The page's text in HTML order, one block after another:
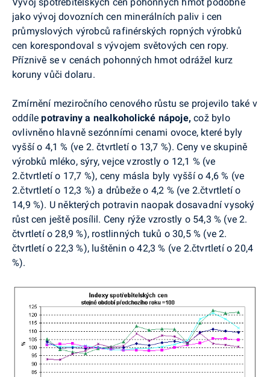
jako vývoj dovozních cen minerálních paliv i cen
průmyslových výrobců rafinérských ropných výrobků
cen korespondoval s vývojem světových cen ropy.
Příznivě se v cenách pohonných hmot odrážel kurz
koruny vůči dolaru.
Zmírnění meziročního cenového růstu se projevilo také v
oddílepotraviny a nealkoholické nápoje,což bylo
ovlivněno hlavněsezónními cenami ovoce, které byly
vyšší o 4,1 % (ve 2. čtvrtletí o 13,7 %). Ceny ve skupině
výrobků mléko, sýry, vejce vzrostly o 12,1 % (ve
2.čtvrtletí o 17,7 %), ceny másla byly vyšší o 4,6 % (ve
2.čtvrtletí o 12,3 %) a drůbeže o 4,2 % (ve 2.čtvrtletí o
14,9 %). U některých potravin naopak dosavadní vysoký
růst cen ještě posílil. Ceny rýže vzrostly o 54,3 % (ve 2.
čtvrtletí o 28,9 %), rostlinných tuků o 30,5 % (ve 2.
čtvrtletí o 22,3 %), luštěnin o42,3 % (ve 2.čtvrtletí o 20,4
%).